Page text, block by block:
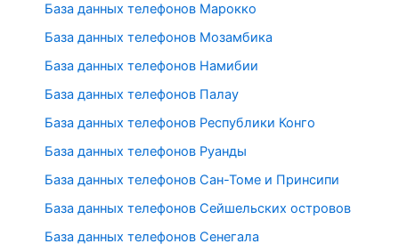
База данных телефонов Марокко
База данных телефонов Мозамбика
База данных телефонов Намибии
База данных телефонов Палау
База данных телефонов Республики Конго
База данных телефонов Руанды
База данных телефонов Сан-Томе и Принсипи
База данных телефонов Сейшельских островов
База данных телефонов Сенегала